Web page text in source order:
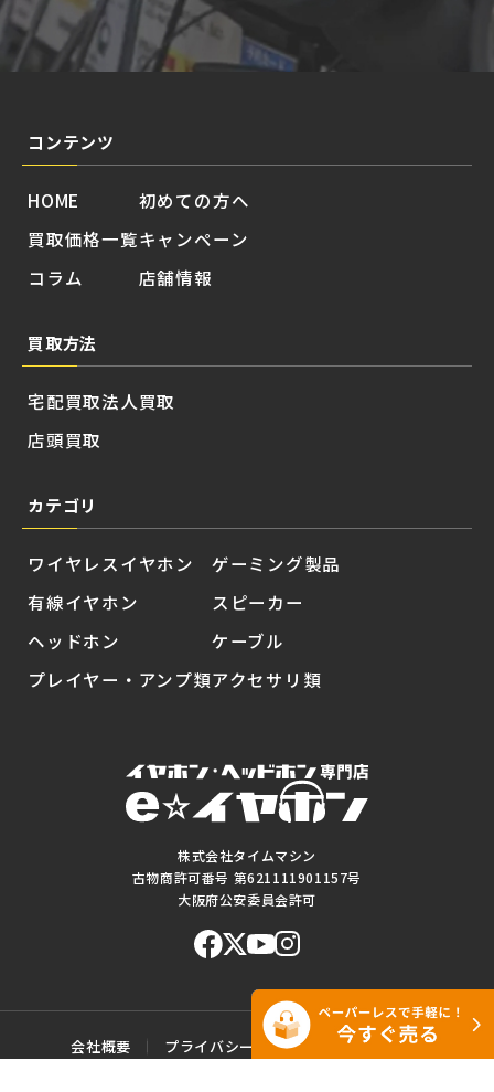
株式会社タイムマシン
古物商許可番号 第621111901157号
大阪府公安委員会許可
コンテンツ
HOME
買取価格一覧
コラム
初めての方へ
キャンペーン
店舗情報
買取方法
宅配買取
店頭買取
法人買取
カテゴリ
ワイヤレスイヤホン
有線イヤホン
ヘッドホン
プレイヤー・アンプ類
ゲーミング製品
スピーカー
ケーブル
アクセサリ類
会社概要 プライバシーポリシー
ご利用規約